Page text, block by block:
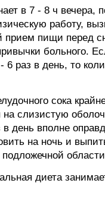
в 7 - 8 ч вечера,
работу,
пищи перед
больного.
6 раз в день, то
сока
слизистую
день вполне
на ночь и
диета